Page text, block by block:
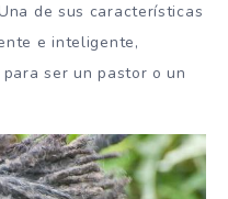
de sus características
e inteligente,
ser un pastor o un